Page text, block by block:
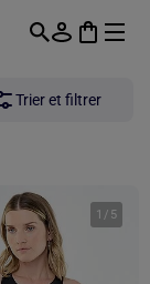
Trier et filtrer
1 / 5